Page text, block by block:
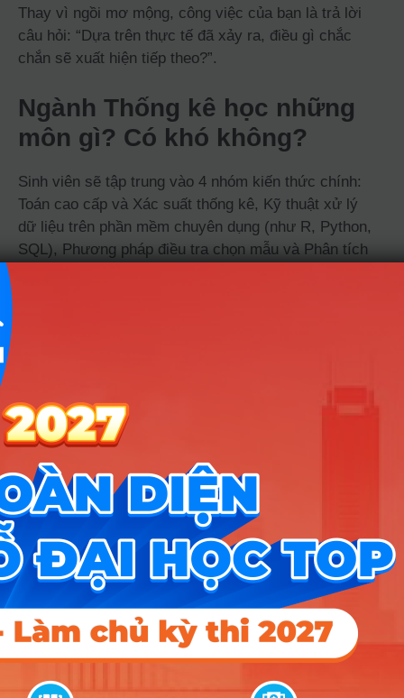
Thay vì ngồi mơ mộng, công việc của bạn là trả lời
câu hỏi: “Dựa trên thực tế đã xảy ra, điều gì chắc
chắn sẽ xuất hiện tiếp theo?”.
Ngành Thống kê học những
môn gì? Có khó không?
Sinh viên sẽ tập trung vào 4 nhóm kiến thức chính:
Toán cao cấp và Xác suất thống kê, Kỹ thuật xử lý
dữ liệu trên phần mềm chuyên dụng (như R, Python,
SQL), Phương pháp điều tra chọn mẫu và Phân tích
Bạn có thực sự hợp với
ngành Thống kê?
Để sống khỏe và thăng tiến với nghề, bạn nên có
những tố chất sau:
Sự nhạy bén và yêu thích con số:
Bạn
không nhất thiết phải là thiên tài toán học,
nhưng bạn phải cảm thấy thú vị thay vì nhức
đầu khi đối diện với các bảng biểu dày đặc
dữ liệu.
Sự tỉ mỉ và kiên trì:Một sai sót nhỏ trong
quá trình làm sạch dữ liệu có thể dẫn đến kết